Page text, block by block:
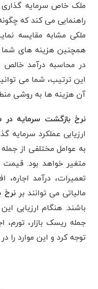
ملک خاص سرمایه
راهنمایی می کند که
ملکی مشابه مقایسه
همچنین هزینه های شما
این ترتیب، شما می
آن هزینه ها به روشی
نرخ بازگشت سرمایه در
ارزیابی عملکرد سرمایه‌
به عوامل مختلفی از
متغیر خواهد بود.
تعمیرات، درآمد
مالیاتی می ‌توانند برنرخ
باشند. هنگام ارزیابی
جمله ریسک بازار، تورم،
توجه کرد و این موارد را